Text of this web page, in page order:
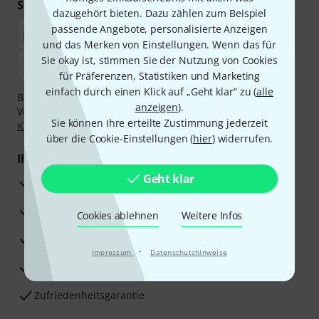
dazugehört bieten. Dazu zählen zum Beispiel
passende Angebote, personalisierte Anzeigen
und das Merken von Einstellungen. Wenn das für
Sie okay ist, stimmen Sie der Nutzung von Cookies
für Präferenzen, Statistiken und Marketing
einfach durch einen Klick auf „Geht klar“ zu (alle
anzeigen).
Sie können Ihre erteilte Zustimmung jederzeit
über die Cookie-Einstellungen (hier) widerrufen.
Geht klar
Cookies ablehnen Weitere Infos
Impressum · Datenschutzhinweise
Sicher einkaufen & bezahlen
Bezahlen Sie vertraulich und sicher per Nachnahme,
Vorkasse, PayPal, Amazon Pay,Klarna Sofort bezahlen
Klarna Ratenzahlungoder Kreditkarte.
Ihre Vorteile
3 Jahre Thomann Garantie
30 Tage Money-Back-Garantie
Beratung durch Fachexperten
Zufriedenheitsgarantie